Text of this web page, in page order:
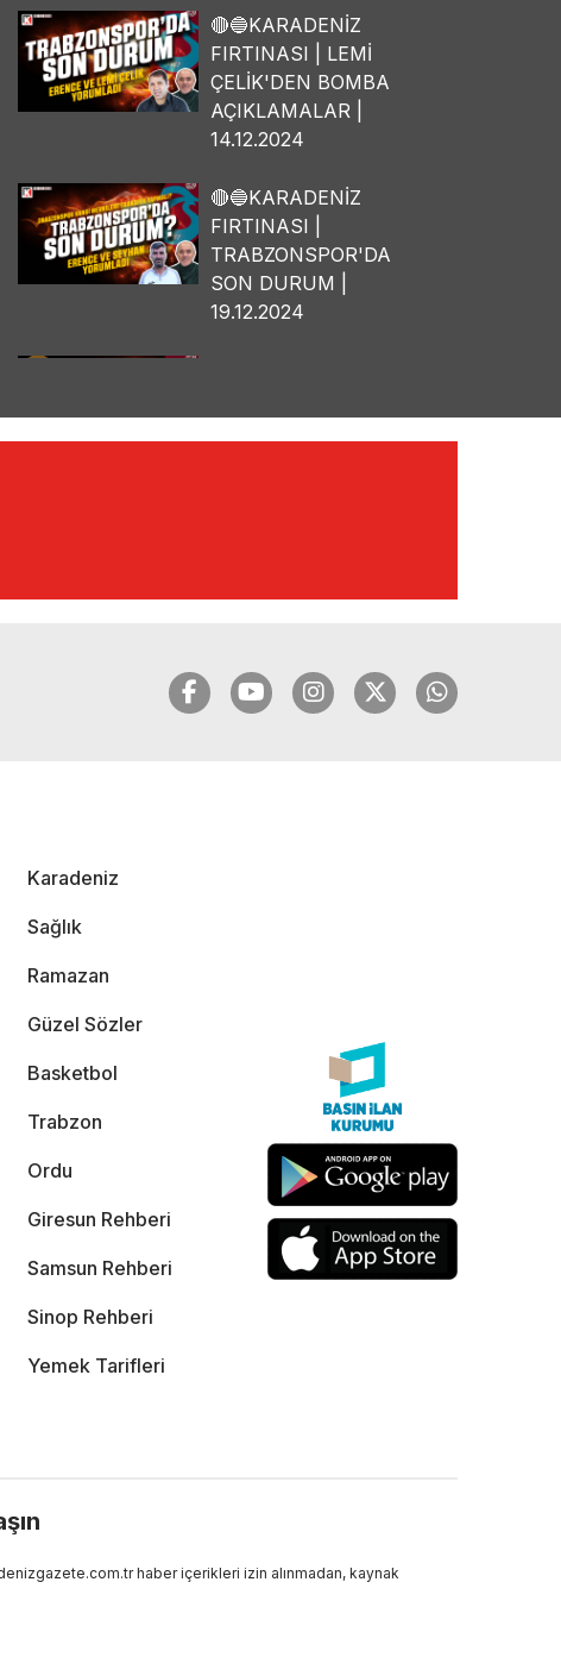
🔴🔵KARADENİZ
FIRTINASI | LEMİ
ÇELİK'DEN BOMBA
AÇIKLAMALAR |
14.12.2024
🔴🔵KARADENİZ
FIRTINASI |
TRABZONSPOR'DA
SON DURUM |
19.12.2024
FIRTINASI | YILMAZ
06.12.2024
Karadeniz
Sağlık
Ramazan
Güzel Sözler
Basketbol
Trabzon
Ordu
Giresun Rehberi
Samsun Rehberi
Sinop Rehberi
Yemek Tarifleri
haber içerikleri izin alınmadan, kaynak